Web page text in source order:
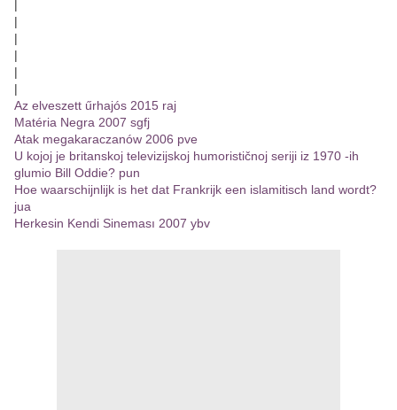
|
|
|
|
|
|
Az elveszett űrhajós 2015 raj
Matéria Negra 2007 sgfj
Atak megakaraczanów 2006 pve
U kojoj je britanskoj televizijskoj humorističnoj seriji iz 1970 -ih
glumio Bill Oddie? pun
Hoe waarschijnlijk is het dat Frankrijk een islamitisch land wordt?
jua
Herkesin Kendi Sineması 2007 ybv